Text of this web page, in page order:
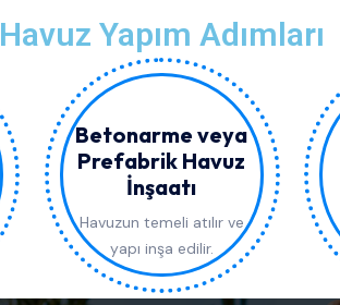
Havuz Yapım Adımları
Betonarme veya
Prefabrik Havuz
İnşaatı
Havuzun temeli atılır ve
yapı inşa edilir.